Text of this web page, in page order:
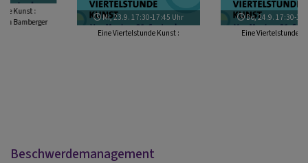
Mi, 23.9. 17:30-17:45 Uhr
Eine Viertelstunde Kunst :
Do, 24.9. 17:30-17:45 Uhr
Eine Viertelstunde Kunst :
Beschwerdemanagement